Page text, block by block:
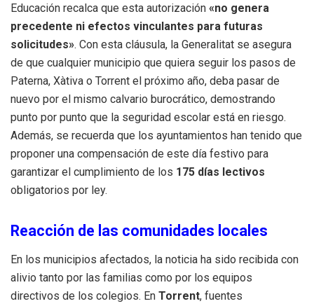
Educación recalca que esta autorización «no genera
precedente ni efectos vinculantes para futuras
solicitudes». Con esta cláusula, la Generalitat se asegura
de que cualquier municipio que quiera seguir los pasos de
Paterna, Xàtiva o Torrent el próximo año, deba pasar de
nuevo por el mismo calvario burocrático, demostrando
punto por punto que la seguridad escolar está en riesgo.
Además, se recuerda que los ayuntamientos han tenido que
proponer una compensación de este día festivo para
garantizar el cumplimiento de los 175 días lectivos
obligatorios por ley.
Reacción de las comunidades locales
En los municipios afectados, la noticia ha sido recibida con
alivio tanto por las familias como por los equipos
directivos de los colegios. En Torrent, fuentes